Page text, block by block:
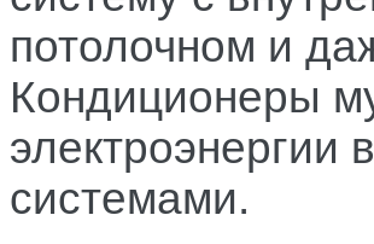
потолочном и
Кондиционеры
электроэнергии
системами.